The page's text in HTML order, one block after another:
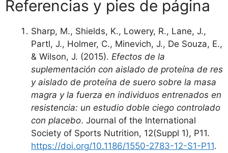
Referencias y pies de página
Sharp, M., Shields, K., Lowery, R., Lane, J.,
Partl, J., Holmer, C., Minevich, J., De Souza, E.,
& Wilson, J. (2015). Efectos de la
suplementación con aislado de proteína de res
y aislado de proteína de suero sobre la masa
magra y la fuerza en individuos entrenados en
resistencia: un estudio doble ciego controlado
con placebo. Journal of the International
Society of Sports Nutrition, 12(Suppl 1), P11.
https://doi.org/10.1186/1550-2783-12-S1-P11.